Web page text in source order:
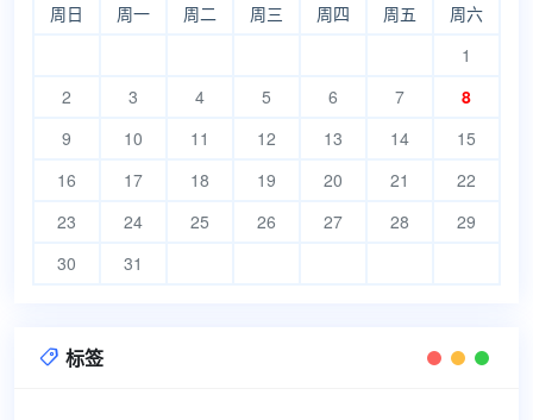
周日 周一 周二 周三 周四 周五
周六
1
2
3 4 5 6 7
8
9
10 11 12 13 14
15
16
17 18 19 20 21
22
23
24 25 26 27 28
29
30
31
 标签